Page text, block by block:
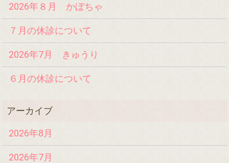
2026年８月 かぼちゃ
７月の休診について
2026年7月 きゅうり
６月の休診について
2026年8月
2026年7月